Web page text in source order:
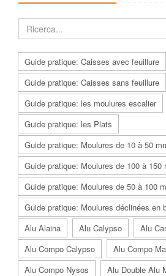
Guide pratique: Caisses avec feuillure
Guide pratique: Caisses sans feuillure
Guide pratique: les moulures escalier
Guide pratique: les Plats
Guide pratique: Moulures de 10 à 50
Guide pratique: Moulures de 100 à 150
Guide pratique: Moulures de 50 à 100
Guide pratique: Moulures déclinées en
Alu Alaina
Alu Calypso
Alu
Alu Compo Calypso
Alu Compo
Alu Compo Nysos
Alu Double Alu